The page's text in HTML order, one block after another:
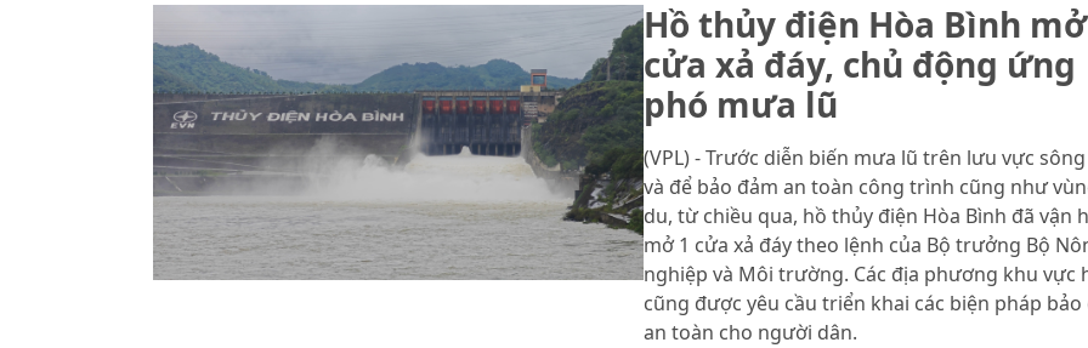
Hồ thủy điện Hòa Bình mở
cửa xả đáy, chủ động ứng
phó mưa lũ
(VPL) - Trước diễn biến mưa lũ trên lưu vực
và để bảo đảm an toàn công trình cũng như
du, từ chiều qua, hồ thủy điện Hòa Bình đã vận
mở 1 cửa xả đáy theo lệnh của Bộ trưởng Bộ
nghiệp và Môi trường. Các địa phương khu vực
cũng được yêu cầu triển khai các biện pháp bảo
an toàn cho người dân.